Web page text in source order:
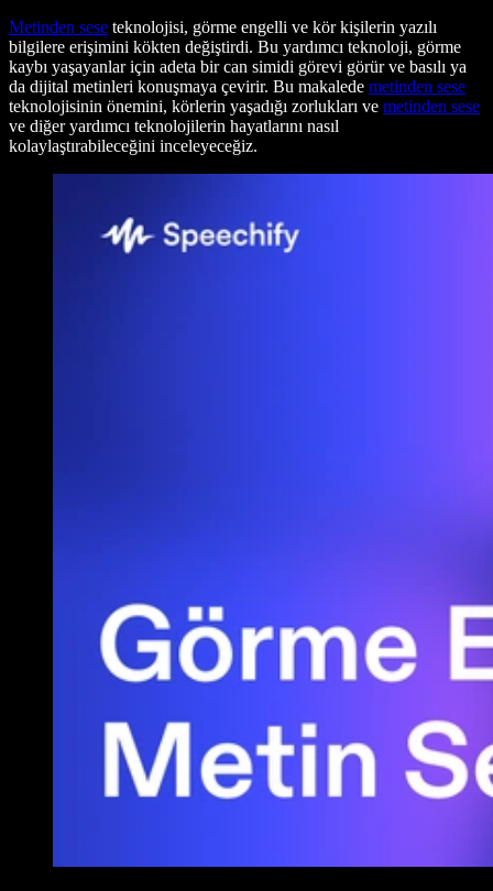
Metinden sese teknolojisi, görme engelli ve kör kişilerin yazılı
bilgilere erişimini kökten değiştirdi. Bu yardımcı teknoloji, görme
kaybı yaşayanlar için adeta bir can simidi görevi görür ve basılı ya
da dijital metinleri konuşmaya çevirir. Bu makalede metinden sese
teknolojisinin önemini, körlerin yaşadığı zorlukları ve metinden sese
ve diğer yardımcı teknolojilerin hayatlarını nasıl
kolaylaştırabileceğini inceleyeceğiz.